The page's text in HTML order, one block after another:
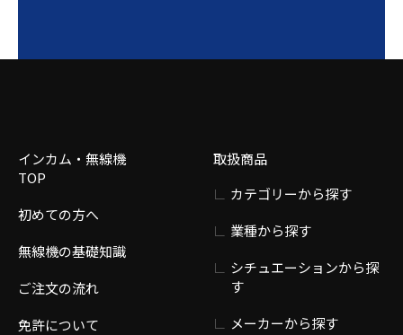
インカム・無線機
TOP
初めての方へ
無線機の基礎知識
ご注文の流れ
免許について
取扱商品
カテゴリーから探す
業種から探す
シチュエーションから探
す
メーカーから探す